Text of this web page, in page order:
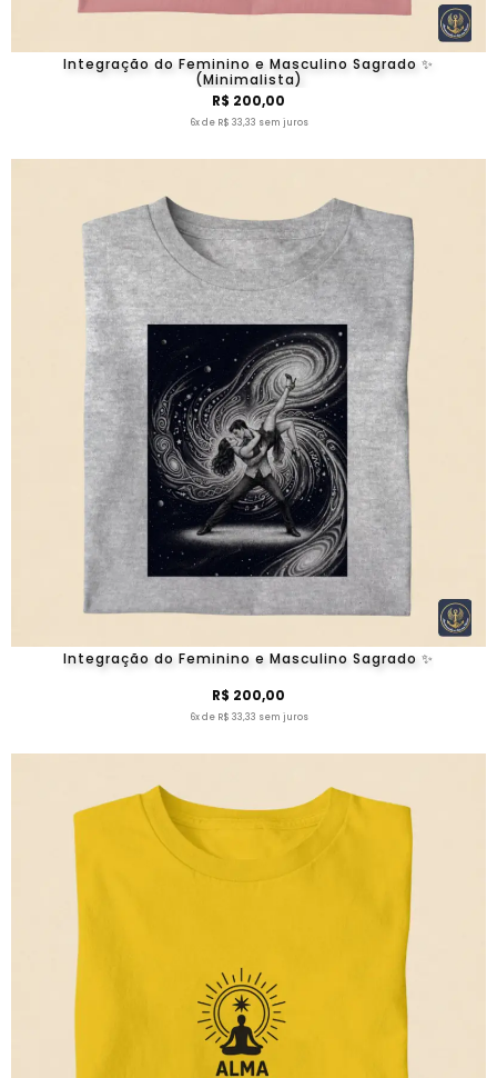
Integração do Feminino e Masculino Sagrado ✨
(Minimalista)
R$ 200,00
6x de R$ 33,33 sem juros
Integração do Feminino e Masculino Sagrado ✨
R$ 200,00
6x de R$ 33,33 sem juros